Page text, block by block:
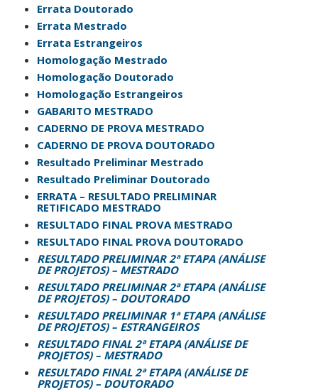
Errata Doutorado
Errata Mestrado
Errata Estrangeiros
Homologação Mestrado
Homologação Doutorado
Homologação Estrangeiros
GABARITO MESTRADO
CADERNO DE PROVA MESTRADO
CADERNO DE PROVA DOUTORADO
Resultado Preliminar Mestrado
Resultado Preliminar Doutorado
ERRATA – RESULTADO PRELIMINAR
RETIFICADO MESTRADO
RESULTADO FINAL PROVA MESTRADO
RESULTADO FINAL PROVA DOUTORADO
RESULTADO PRELIMINAR 2ª ETAPA (ANÁLISE
DE PROJETOS) – MESTRADO
RESULTADO PRELIMINAR 2ª ETAPA (ANÁLISE
DE PROJETOS) – DOUTORADO
RESULTADO PRELIMINAR 1ª ETAPA (ANÁLISE
DE PROJETOS) – ESTRANGEIROS
RESULTADO FINAL 2ª ETAPA (ANÁLISE DE
PROJETOS) – MESTRADO
RESULTADO FINAL 2ª ETAPA (ANÁLISE DE
PROJETOS) – DOUTORADO